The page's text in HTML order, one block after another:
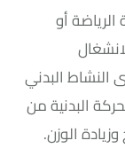
أو
النشاط البدني
البدنية من
الوزن.